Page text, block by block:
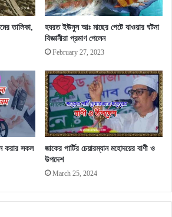
তালিকা,
হযরত ইউনুস আঃ মাছের পেটে যাওয়ার ঘটনা
বিজ্ঞানীরা প্রমাণ পেলেন
February 27, 2023
করার সকল
জাকের পার্টির চেয়ারম্যান মহোদয়ের বাণী ও
উপদেশ
March 25, 2024